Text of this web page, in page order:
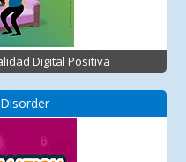
Digital Positiva